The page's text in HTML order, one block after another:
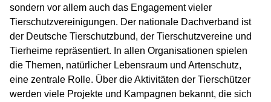
sondern vor allem auch das Engagement vieler
Tierschutzvereinigungen. Der nationale Dachverband ist
der Deutsche Tierschutzbund, der Tierschutzvereine und
Tierheime repräsentiert. In allen Organisationen spielen
die Themen, natürlicher Lebensraum und Artenschutz,
eine zentrale Rolle. Über die Aktivitäten der Tierschützer
werden viele Projekte und Kampagnen bekannt, die sich